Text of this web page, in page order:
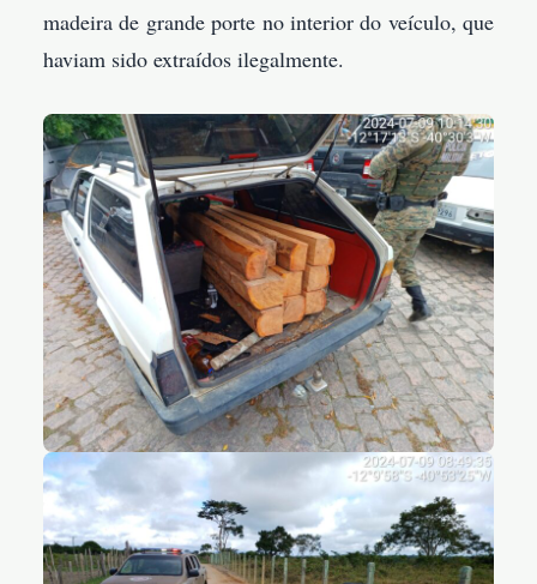
madeira de grande porte no interior do veículo, que
haviam sido extraídos ilegalmente.